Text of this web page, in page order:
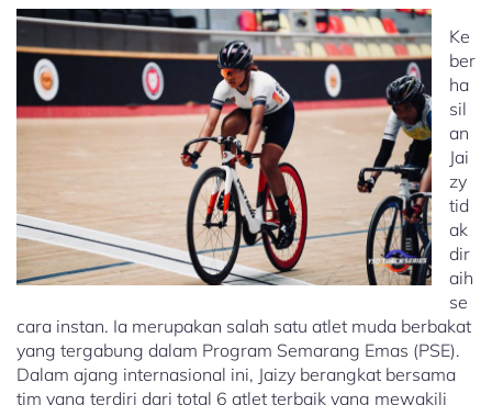
Ke
ber
ha
sil
an
Jai
zy
tid
ak
dir
aih
se
cara instan. Ia merupakan salah satu atlet muda berbakat
yang tergabung dalam Program Semarang Emas (PSE).
Dalam ajang internasional ini, Jaizy berangkat bersama
tim yang terdiri dari total 6 atlet terbaik yang mewakili